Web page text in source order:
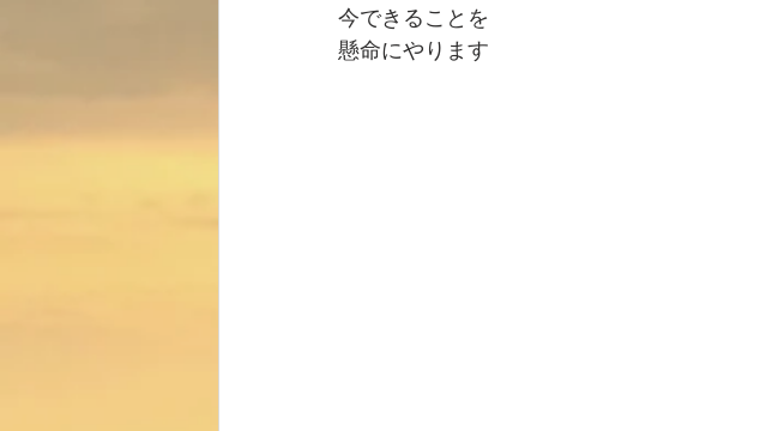
今できることを
懸命にやります